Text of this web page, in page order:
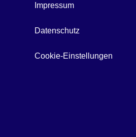
Impressum
Datenschutz
Cookie-Einstellungen